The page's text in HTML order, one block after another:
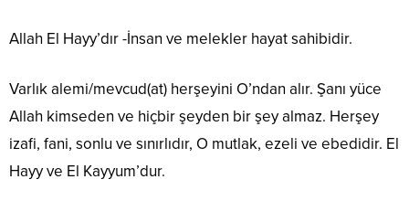
Allah El Hayy’dır -İnsan ve melekler hayat sahibidir.
Varlık alemi/mevcud(at) herşeyini O’ndan alır. Şanı yüce
Allah kimseden ve hiçbir şeyden bir şey almaz. Herşey
izafi, fani, sonlu ve sınırlıdır, O mutlak, ezeli ve ebedidir. El
Hayy ve El Kayyum’dur.